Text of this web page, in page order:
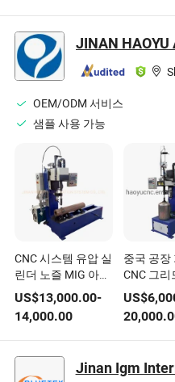
OEM/ODM 서비스
샘플 사용 가능
CNC 시스템 유압 실
린더 노즐 MIG 아크
자동 용접 장비 경쟁
력 있는 가격
US$13,000.00-
14,000.00
중국 공장
CNC 그리
기 실린더
탱크 아울
접 장비
US$
Jinan Igm